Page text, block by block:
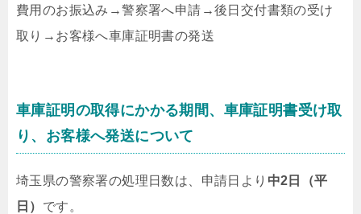
費用のお振込み →警察署へ申請 →後日交付書類の受け
取り → お客様へ車庫証明書の発送
車庫証明の取得にかかる期間、車庫証明書受け取
り、お客様へ発送について
埼玉県の警察署の処理日数は、申請日より 中2日（平
日） です。